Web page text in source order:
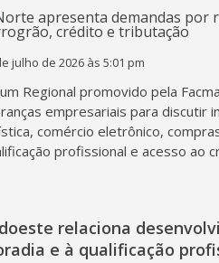
julho de 2026 às 5:01 pm
Regional promovido pela
empresariais para discutir
comércio eletrônico,
profissional e acesso ao
relaciona
e à qualificação